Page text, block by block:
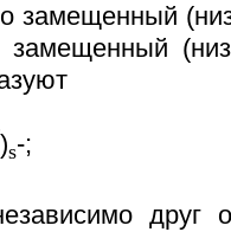
замещенный
замещенный
)s-;
друг